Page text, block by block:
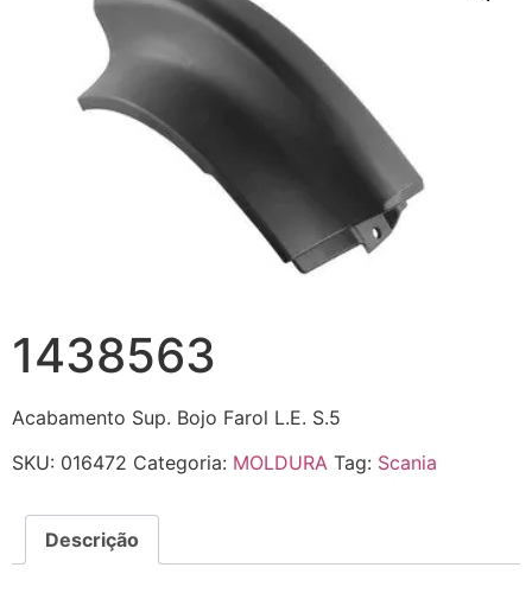
1438563
Acabamento Sup. Bojo Farol L.E. S.5
SKU: 016472 Categoria: MOLDURA Tag: Scania
Descrição